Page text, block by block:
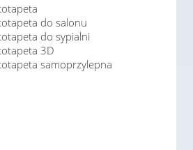
do salonu
do sypialni
3D
samoprzylepna